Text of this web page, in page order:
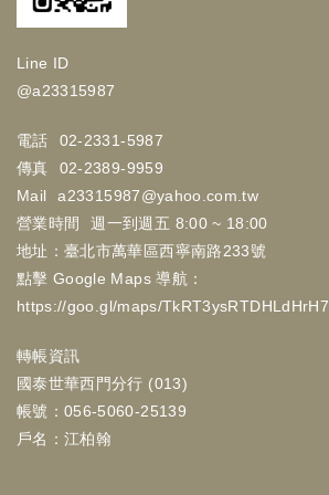
Line ID
@a23315987
電話
02-2331-5987
傳真
02-2389-9959
Mail
a23315987@yahoo.com.tw
營業時間
週一到週五 8:00 ~ 18:00
地址：臺北市萬華區西寧南路233號
點擊 Google Maps 導航：
https://goo.gl/maps/TkRT3ysRTDHLdHrH7
轉帳資訊
國泰世華西門分行 (013)
帳號：056-5060-25139
戶名：江柏翰